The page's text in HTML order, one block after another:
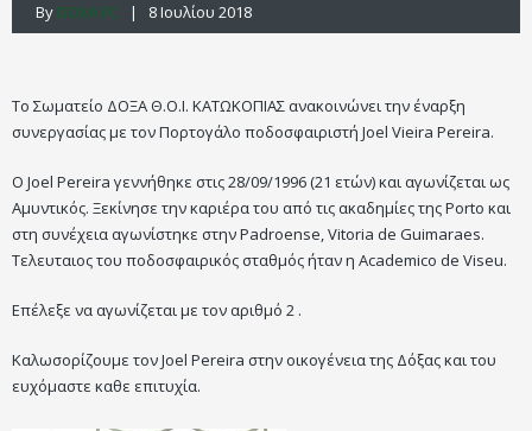
By DOXA FC | 8 Ιουλίου 2018
Το Σωματείο ΔΟΞΑ Θ.Ο.Ι. ΚΑΤΩΚΟΠΙΑΣ ανακοινώνει την έναρξη
συνεργασίας με τον Πορτογάλο ποδοσφαιριστή Joel Vieira Pereira.
Ο Joel Pereira γεννήθηκε στις 28/09/1996 (21 ετών) και αγωνίζεται ως
Αμυντικός. Ξεκίνησε την καριέρα του από τις ακαδημίες της Porto και
στη συνέχεια αγωνίστηκε στην Padroense, Vitoria de Guimaraes.
Τελευταιος του ποδοσφαιρικός σταθμός ήταν η Academico de Viseu.
Επέλεξε να αγωνίζεται με τον αριθμό 2 .
Καλωσορίζουμε τον Joel Pereira στην οικογένεια της Δόξας και του
ευχόμαστε καθε επιτυχία.